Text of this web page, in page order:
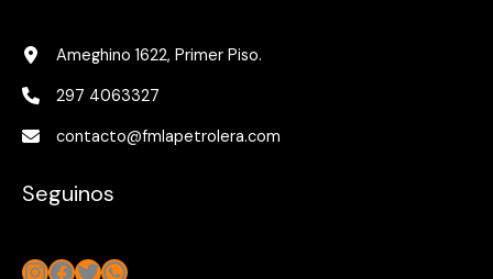
Ameghino 1622, Primer Piso.
297 4063327
contacto@fmlapetrolera.com
Seguinos
Instagram
Facebook
Twitter
WhatsApp